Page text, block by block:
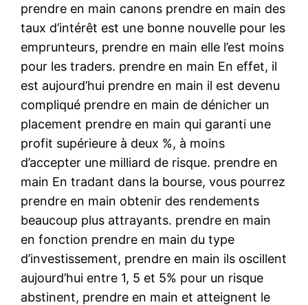
prendre en main canons prendre en main des
taux d’intérêt est une bonne nouvelle pour les
emprunteurs, prendre en main elle l’est moins
pour les traders. prendre en main En effet, il
est aujourd’hui prendre en main il est devenu
compliqué prendre en main de dénicher un
placement prendre en main qui garanti une
profit supérieure à deux %, à moins
d’accepter une milliard de risque. prendre en
main En tradant dans la bourse, vous pourrez
prendre en main obtenir des rendements
beaucoup plus attrayants. prendre en main
en fonction prendre en main du type
d’investissement, prendre en main ils oscillent
aujourd’hui entre 1, 5 et 5% pour un risque
abstinent, prendre en main et atteignent le